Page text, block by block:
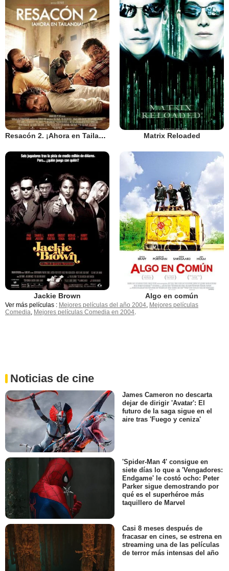
Resacón 2. ¡Ahora en Tailandia! Matrix Reloaded
Jackie Brown Algo en común
Ver más películas : Mejores películas del año 2004, Mejores películas
Comedia, Mejores películas Comedia en 2004.
Noticias de cine
James Cameron no descarta
dejar de dirigir 'Avatar': El
futuro de la saga sigue en el
aire tras 'Fuego y ceniza'
'Spider-Man 4' consigue en
siete días lo que a 'Vengadores:
Endgame' le costó ocho: Peter
Parker sigue demostrando por
qué es el superhéroe más
taquillero de Marvel
Casi 8 meses después de
fracasar en cines, se estrena en
streaming una de las películas
de terror más intensas del año